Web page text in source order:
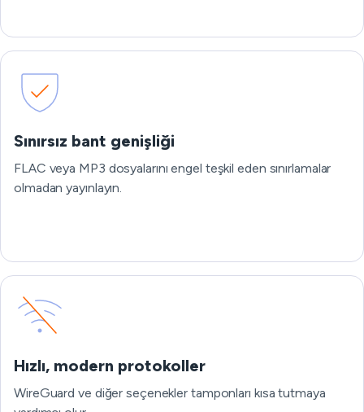
Sınırsız bant genişliği
FLAC veya MP3 dosyalarını engel teşkil eden sınırlamalar
olmadan yayınlayın.
Hızlı, modern protokoller
WireGuard ve diğer seçenekler tamponları kısa tutmaya